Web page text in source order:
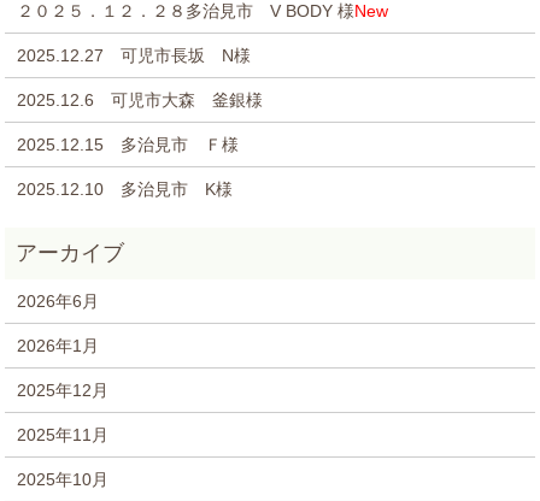
２０２５．１２．２８多治見市 V BODY 様New
2025.12.27 可児市長坂 N様
2025.12.6 可児市大森 釜銀様
2025.12.15 多治見市 Ｆ様
2025.12.10 多治見市 K様
2026年6月
2026年1月
2025年12月
2025年11月
2025年10月